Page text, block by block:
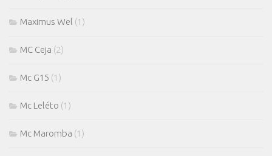
Maximus Wel (1)
MC Ceja (2)
Mc G15 (1)
Mc Leléto (1)
Mc Maromba (1)